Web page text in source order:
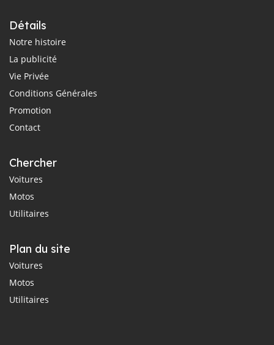
Détails
Notre histoire
La publicité
Vie Privée
Conditions Générales
Promotion
Contact
Chercher
Voitures
Motos
Utilitaires
Plan du site
Voitures
Motos
Utilitaires